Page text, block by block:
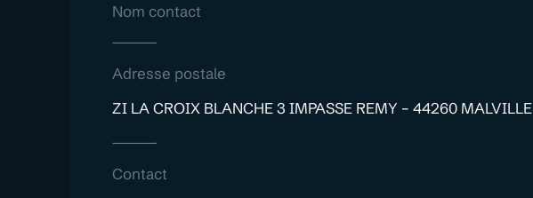
Nom contact
Adresse postale
ZI LA CROIX BLANCHE 3 IMPASSE REMY – 44260 MALVILLE
Contact